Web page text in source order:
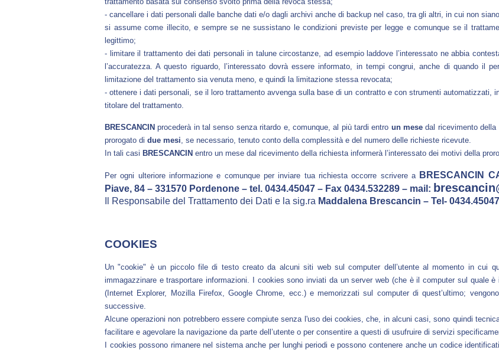
- cancellare i dati personali dalle banche dati e/o dagli archivi anche di backup nel caso, tra gli altri, in cui non
si assume come illecito, e sempre se ne sussistano le condizioni previste per legge e comunque se il
legittimo;
- limitare il trattamento dei dati personali in talune circostanze, ad esempio laddove l’interessato ne abbia
l’accuratezza. A questo riguardo, l’interessato dovrà essere informato, in tempi congrui, anche di quando il
limitazione del trattamento sia venuta meno, e quindi la limitazione stessa revocata;
- ottenere i dati personali, se il loro trattamento avvenga sulla base di un contratto e con strumenti automatizzati,
titolare del trattamento.
BRESCANCIN procederà in tal senso senza ritardo e, comunque, al più tardi entro un mese dal ricevimento della
prorogato di due mesi, se necessario, tenuto conto della complessità e del numero delle richieste ricevute.
In tali casi BRESCANCIN entro un mese dal ricevimento della richiesta informerà l’interessato dei motivi della
Per ogni ulteriore informazione e comunque per inviare tua richiesta occorre scrivere a BRESCANCIN
Piave, 84 – 331570 Pordenone – tel. 0434.45047 – Fax 0434.532289 – mail:
Il Responsabile del Trattamento dei Dati e la sig.ra Maddalena Brescancin – Tel-
COOKIES
Un "cookie" è un piccolo file di testo creato da alcuni siti web sul computer dell’utente al momento in cui
immagazzinare e trasportare informazioni. I cookies sono inviati da un server web (che è il computer sul quale
(Internet Explorer, Mozilla Firefox, Google Chrome, ecc.) e memorizzati sul computer di quest’ultimo;
successive.
Alcune operazioni non potrebbero essere compiute senza l'uso dei cookies, che, in alcuni casi, sono quindi
facilitare e agevolare la navigazione da parte dell’utente o per consentire a questi di usufruire di servizi
I cookies possono rimanere nel sistema anche per lunghi periodi e possono contenere anche un codice